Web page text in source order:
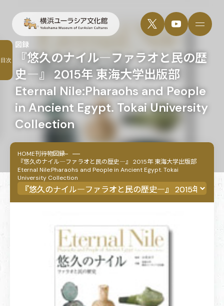
『悠久のナイル―ファラオと民の歴
史―』 2015年 東海大学出版部
Eternal Nile:Pharaohs and People
in Ancient Egypt. Tokai University
Collection
図録
HOME刊行物図録
『悠久のナイル―ファラオと民の歴史―』 2015年 東海大学出版部
Eternal Nile:Pharaohs and People in Ancient Egypt. Tokai
University Collection
目次